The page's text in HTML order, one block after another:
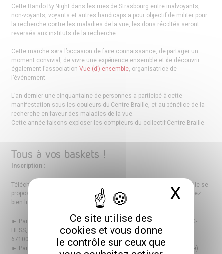
Ce site utilise des
cookies et vous donne
le contrôle sur ceux que
X
Cette Rando By Night dans les rues de Strasbourg entre malvoyants,
non-voyants, voyants et autres handicaps a pour objectif de militer pour
la recherche contre les maladies de la vue, les dons récoltés seront
reversés aux instituts de la recherche.
Cette marche sera l’occasion de faire connaissance, de partager un
moment convivial, de vivre une expérience ensemble et de découvrir
également l’associationVue (d’) ensemble, organisatrice de
l’événement.
L’an dernier une cinquantaine de personnes a participé à cette
manifestation sous les couleurs du Centre Braille, et au bénéfice de la
recherche en faveur des maladies de la vue.
Cette année faisons exploser les compteurs du collectif Centre Braille.
Tous à vos baskets !
Inscription :
Téléchargez et remplissez
, le Centre L. Braille se
propose de centraliser les talons et les paiements, que vous voudrez
bien lui adresser :
► Par voie postale à : Association Adèle de Glaubitz, Évelyne JUNG-
HESS, Chef de service SAAAS Centre Braille, 80 avenue du Neuhof
67100 Strasbourg (si paiement par chèque)
► Par le biais d’un professionnel du centre (si paiement par chèque)